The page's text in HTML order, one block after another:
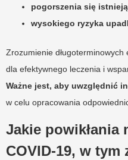
pogorszenia się
wysokiego ryzyka
Zrozumienie
dla efektywnego leczenia i
Ważne jest, aby uwzględnić
w celu opracowania
Jakie powikłania
COVID-19, w tym